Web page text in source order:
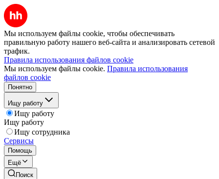
Мы используем файлы cookie, чтобы обеспечивать
правильную работу нашего веб-сайта и анализировать сетевой
трафик.
Правила использования файлов cookie
Мы используем файлы cookie. Правила использования
файлов cookie
Понятно
Ищу работу
Ищу работу
Ищу работу
Ищу сотрудника
Сервисы
Помощь
Ещё
Поиск